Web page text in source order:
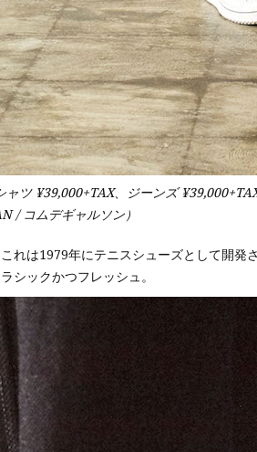
ャツ ¥39,000+TAX、ジーンズ
/ コムデギャルソン）
れは1979年にテニスシューズとして開
シックかつフレッシュ。